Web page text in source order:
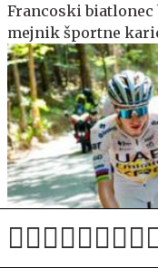
Francoski
mejnik športne